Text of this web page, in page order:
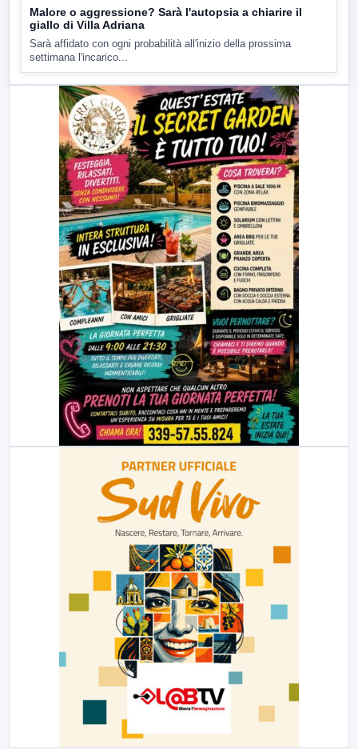
Malore o aggressione? Sarà l'autopsia a chiarire il
giallo di Villa Adriana
Sarà affidato con ogni probabilità all'inizio della prossima
settimana l'incarico...